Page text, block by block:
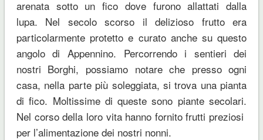
arenata sotto un fico dove furono allattati dalla
lupa. Nel secolo scorso il delizioso frutto era
particolarmente protetto e curato anche su questo
angolo di Appennino. Percorrendo i sentieri dei
nostri Borghi, possiamo notare che presso ogni
casa, nella parte più soleggiata, si trova una pianta
di fico. Moltissime di queste sono piante secolari.
Nel corso della loro vita hanno fornito frutti preziosi
per l’alimentazione dei nostri nonni.